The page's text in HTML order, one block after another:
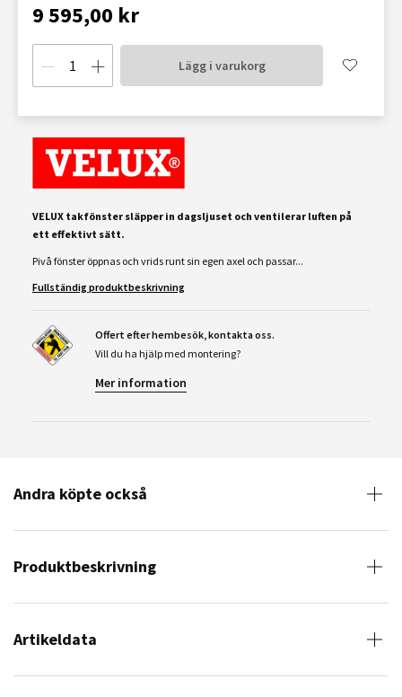
9 595,00 kr
Lägg i varukorg
VELUX takfönster släpper in dagsljuset och ventilerar luften på
ett effektivt sätt.
Pivå fönster öppnas och vrids runt sin egen axel och passar...
Fullständig produktbeskrivning
Offert efter hembesök, kontakta oss.
Vill du ha hjälp med montering?
Mer information
Andra köpte också
Produktbeskrivning
Artikeldata